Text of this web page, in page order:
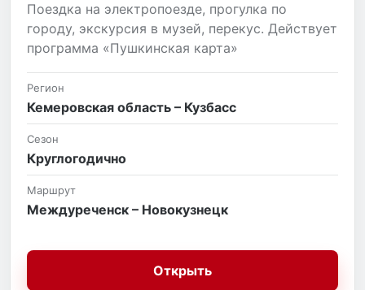
Поездка на электропоезде, прогулка по
городу, экскурсия в музей, перекус. Действует
программа «Пушкинская карта»
Регион
Кемеровская область – Кузбасс
Сезон
Круглогодично
Маршрут
Междуреченск – Новокузнецк
Открыть